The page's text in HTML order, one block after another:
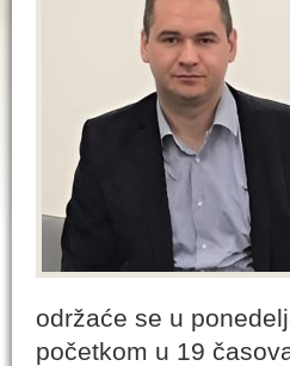
održaće se u
početkom u 19